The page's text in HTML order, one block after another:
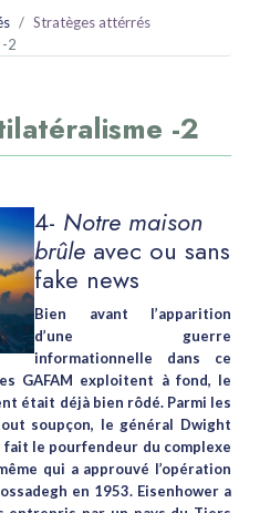
Stratèges attérrés
2
-2
4- Notre maison
brûle avec ou sans
fake news
Bien avant l’apparition
d’une guerre
informationnelle dans ce
GAFAM exploitent à fond, le
était déjà bien rôdé. Parmi les
soupçon, le général Dwight
fait le pourfendeur du complexe
qui a approuvé l’opération
en 1953. Eisenhower a